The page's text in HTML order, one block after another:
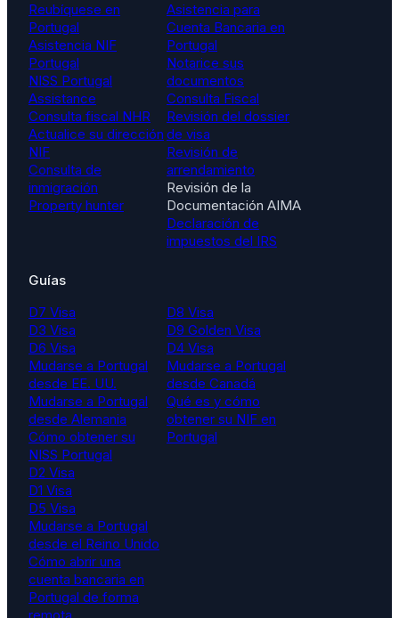
Reubíquese en
Portugal
Asistencia NIF
Portugal
NISS Portugal
Assistance
Consulta fiscal NHR
Actualice su dirección
NIF
Consulta de
inmigración
Property hunter
Asistencia para
Cuenta Bancaria en
Portugal
Notarice sus
documentos
Consulta Fiscal
Revisión del dossier
de visa
Revisión de
arrendamiento
Revisión de la
Documentación AIMA
Declaración de
impuestos del IRS
Guías
D7 Visa
D3 Visa
D6 Visa
Mudarse a Portugal
desde EE. UU.
Mudarse a Portugal
desde Alemania
Cómo obtener su
NISS Portugal
D8 Visa
D9 Golden Visa
D4 Visa
Mudarse a Portugal
desde Canadá
Qué es y cómo
obtener su NIF en
Portugal
D2 Visa
D1 Visa
D5 Visa
Mudarse a Portugal
desde el Reino Unido
Cómo abrir una
cuenta bancaria en
Portugal de forma